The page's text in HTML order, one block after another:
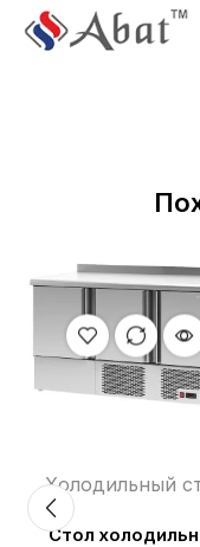
Холодильный
Стол